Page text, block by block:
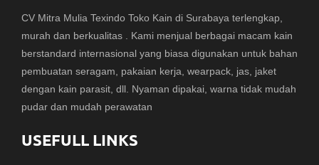
CV Mitra Mulia Texindo Toko Kain di Surabaya terlengkap,
murah dan berkualitas . Kami menjual berbagai macam kain
berstandard internasional yang biasa digunakan untuk bahan
pembuatan seragam, pakaian kerja, wearpack, jas, jaket
dengan kain parasit, dll. Nyaman dipakai, warna tidak mudah
pudar dan mudah perawatan
USEFULL LINKS